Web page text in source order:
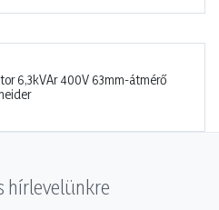
6,3kVAr 400V 63mm-átmérő
hírlevelünkre